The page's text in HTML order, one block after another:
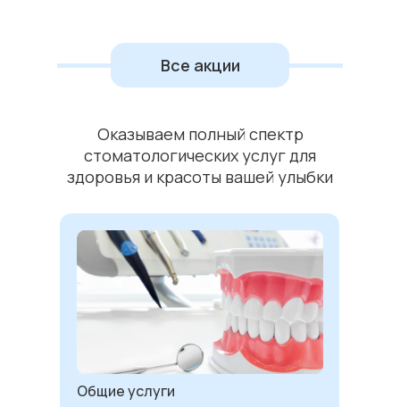
Все акции
Оказываем полный спектр
стоматологических услуг для
здоровья и красоты вашей улыбки
Общие услуги